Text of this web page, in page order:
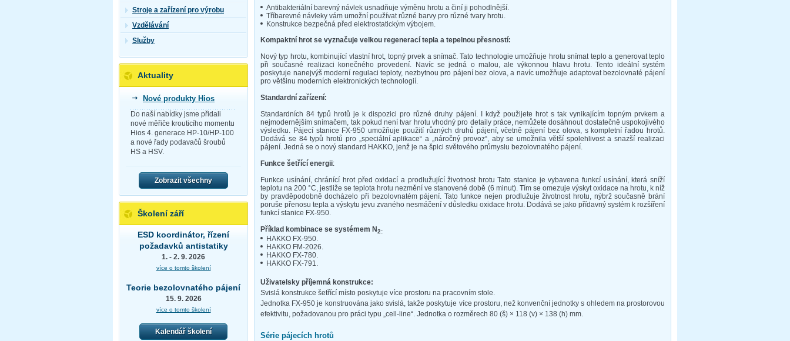
Antibakteriální barevný návlek usnadňuje výměnu hrotu a činí ji pohodlnější.
Tříbarevné návleky vám umožní používat různé barvy pro různé tvary hrotu.
Konstrukce bezpečná před elektrostatickým výbojem.
Kompaktní hrot se vyznačuje velkou regenerací tepla a tepelnou přesností:
Nový typ hrotu, kombinující vlastní hrot, topný prvek a snímač. Tato technologie umožňuje hrotu snímat teplo a generovat teplo
při současné realizaci konečného provedení. Navíc se jedná o malou, ale výkonnou hlavu hrotu. Tento ideální systém
poskytuje nanejvýš moderní regulaci teploty, nezbytnou pro pájení bez olova, a navíc umožňuje adaptovat bezolovnaté pájení
pro většinu moderních elektronických technologií.
Standardní zařízení:
Standardních 84 typů hrotů je k dispozici pro různé druhy pájení. I když použijete hrot s tak vynikajícím topným prvkem a
nejmodernějším snímačem, tak pokud není tvar hrotu vhodný pro detaily práce, nemůžete dosáhnout dostatečně uspokojivého
výsledku. Pájecí stanice FX-950 umožňuje použití různých druhů pájení, včetně pájení bez olova, s kompletní řadou hrotů.
Dodává se 84 typů hrotů pro „speciální aplikace“ a „náročný provoz“, aby se umožnila větší spolehlivost a snazší realizaci
pájení. Jedná se o nový standard HAKKO, jenž je na špici světového průmyslu bezolovnatého pájení.
Funkce šetřící energii:
Funkce usínání, chránící hrot před oxidací a prodlužující životnost hrotu Tato stanice je vybavena funkcí usínání, která sníží
teplotu na 200 °C, jestliže se teplota hrotu nezmění ve stanovené době (6 minut). Tím se omezuje výskyt oxidace na hrotu, k níž
by pravděpodobně docházelo při bezolovnatém pájení. Tato funkce nejen prodlužuje životnost hrotu, nýbrž současně brání
poruše přenosu tepla a výskytu jevu zvaného nesmáčení v důsledku oxidace hrotu. Dodává se jako přídavný systém k rozšíření
funkcí stanice FX-950.
Příklad kombinace se systémem N2:
HAKKO FX-950.
HAKKO FM-2026.
HAKKO FX-780.
HAKKO FX-791.
Uživatelsky příjemná konstrukce:
Svislá konstrukce šetřící místo poskytuje více prostoru na pracovním stole.
Jednotka FX-950 je konstruována jako svislá, takže poskytuje více prostoru, než konvenční jednotky s ohledem na prostorovou
efektivitu, požadovanou pro práci typu „cell-line“. Jednotka o rozměrech 80 (š) × 118 (v) × 138 (h) mm.
Série pájecích hrotů
Stroje a zařízení pro výrobu
Vzdělávání
Služby
Aktuality
Nové produkty Hios
Do naší nabídky jsme přidali
nové měřiče krouticího momentu
Hios 4. generace HP-10/HP-100
a nové řady podavačů šroubů
HS a HSV.
Zobrazit všechny
Školení září
ESD koordinátor, řízení
požadavků antistatiky
1. - 2. 9. 2026
více o tomto školení
Teorie bezolovnatého pájení
15. 9. 2026
více o tomto školení
Kalendář školení